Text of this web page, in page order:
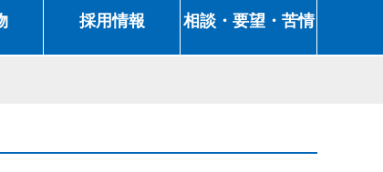
採用情報 相談・要望・苦情